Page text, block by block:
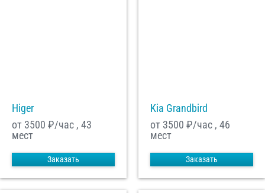
Higer
от 3500 ₽/час , 43
мест
Заказать
Kia Grandbird
от 3500 ₽/час , 46
мест
Заказать